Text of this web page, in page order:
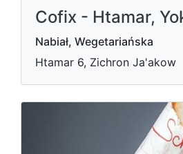
Cofix - Htamar,
Nabiał, Wegetariańska
Htamar 6, Zichron Ja'akow